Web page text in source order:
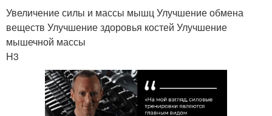
Увеличение силы и массы мышц Улучшение обмена
веществ Улучшение здоровья костей Улучшение
мышечной массы
H3